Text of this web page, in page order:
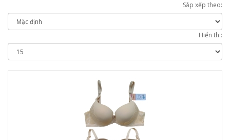
Sắp xếp theo:
Hiển thị: